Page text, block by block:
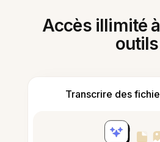
Accès illimité
outils
Transcrire des